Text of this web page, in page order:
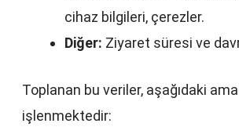
cihaz bilgileri, çerezler.
Diğer: Ziyaret süresi ve
Toplanan bu veriler, aşağıdaki
işlenmektedir: